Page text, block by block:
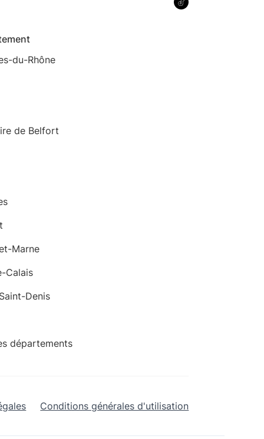
du-Rhône
de Belfort
Marne
Calais
Denis
départements
Conditions générales d'utilisation